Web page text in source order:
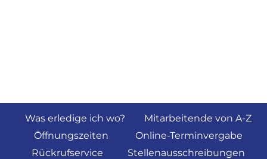
Was erledige ich wo?
Mitarbeitende von A-Z
Öffnungszeiten
Online-Terminvergabe
Rückrufservice
Stellenausschreibungen